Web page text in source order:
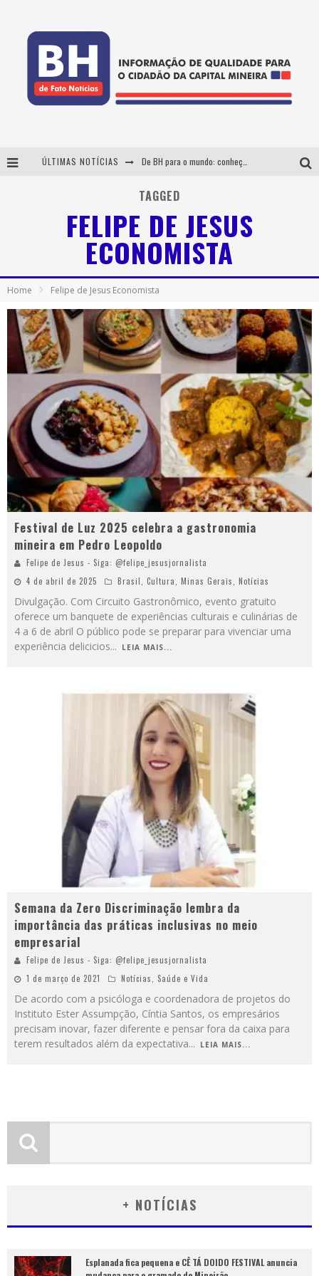
ÚLTIMAS NOTÍCIAS
Milton Guedes, o "músico dos músicos", apresenta show da turnê "Milton Canta Lulu" em BH
TAGGED
FELIPE DE JESUS
ECONOMISTA
Home Felipe de Jesus Economista
Festival de Luz 2025 celebra a gastronomia
mineira em Pedro Leopoldo
Felipe de Jesus - Siga: @felipe_jesusjornalista
4 de abril de 2025
Brasil, Cultura, Minas Gerais, Notícias
Divulgação. Com Circuito Gastronômico, evento gratuito
oferece um banquete de experiências culturais e culinárias de
4 a 6 de abril O público pode se preparar para vivenciar uma
experiência delicicios... LEIA MAIS...
Semana da Zero Discriminação lembra da
importância das práticas inclusivas no meio
empresarial
Felipe de Jesus - Siga: @felipe_jesusjornalista
1 de março de 2021
Notícias Saúde e Vida
De acordo com a psicóloga e coordenadora de projetos do
Instituto Ester Assumpção, Cíntia Santos, os empresários
precisam inovar, fazer diferente e pensar fora da caixa para
terem resultados além da expectativa... LEIA MAIS...
+ NOTÍCIAS
Esplanada fica pequena e CÊ TÁ DOIDO FESTIVAL anuncia